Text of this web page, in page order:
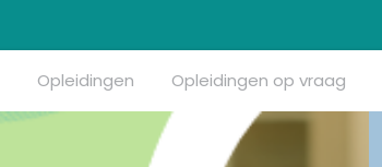
Opleidingen Opleidingen op vraag